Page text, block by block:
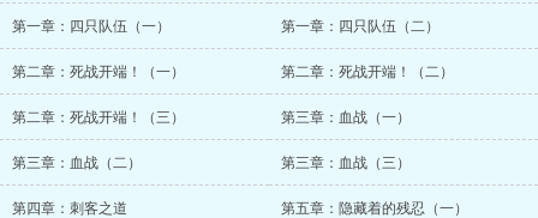
第一章：四只队伍（一） 第一章：四只队伍（二）
第二章：死战开端！（一） 第二章：死战开端！（二）
第二章：死战开端！（三） 第三章：血战（一）
第三章：血战（二） 第三章：血战（三）
第四章：刺客之道 第五章：隐藏着的残忍（一）